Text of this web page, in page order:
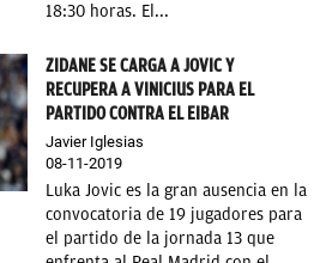
18:30 horas. El...
ZIDANE SE CARGA A JOVIC Y
RECUPERA A VINICIUS PARA EL
PARTIDO CONTRA EL EIBAR
Javier Iglesias
08-11-2019
Luka Jovic es la gran ausencia en la
convocatoria de 19 jugadores para
el partido de la jornada 13 que